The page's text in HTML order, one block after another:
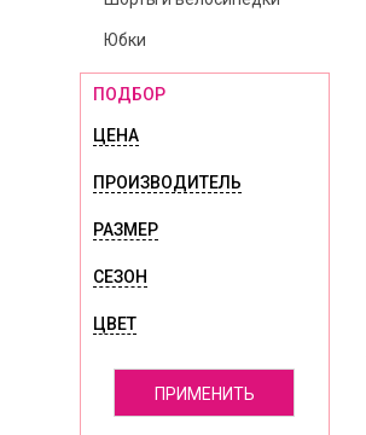
Юбки
ПОДБОР
ЦЕНА
ПРОИЗВОДИТЕЛЬ
РАЗМЕР
СЕЗОН
ЦВЕТ
ПРИМЕНИТЬ